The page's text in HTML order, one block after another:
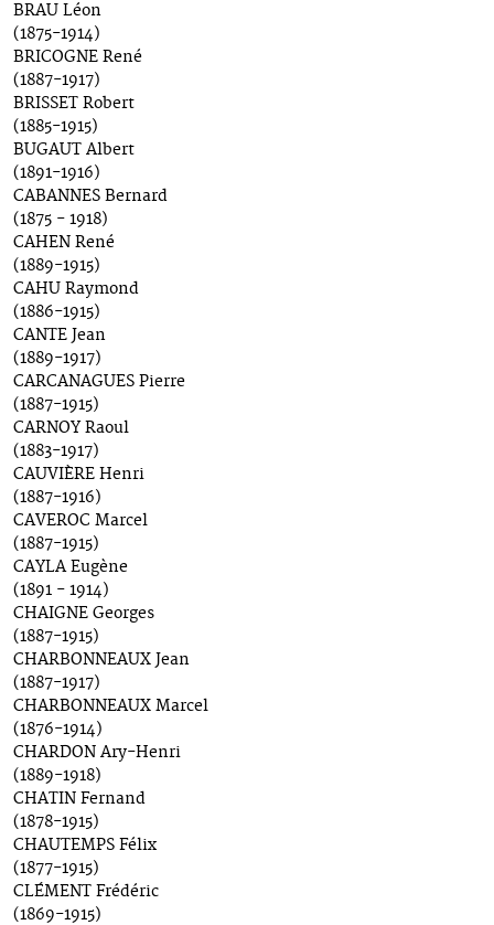
BRAU Léon
(1875-1914)
BRICOGNE René
(1887-1917)
BRISSET Robert
(1885-1915)
BUGAUT Albert
(1891-1916)
CABANNES Bernard
(1875 - 1918)
CAHEN René
(1889-1915)
CAHU Raymond
(1886-1915)
CANTE Jean
(1889-1917)
CARCANAGUES Pierre
(1887-1915)
CARNOY Raoul
(1883-1917)
CAUVIÈRE Henri
(1887-1916)
CAVEROC Marcel
(1887-1915)
CAYLA Eugène
(1891 - 1914)
CHAIGNE Georges
(1887-1915)
CHARBONNEAUX Jean
(1887-1917)
CHARBONNEAUX Marcel
(1876-1914)
CHARDON Ary-Henri
(1889-1918)
CHATIN Fernand
(1878-1915)
CHAUTEMPS Félix
(1877-1915)
CLÉMENT Frédéric
(1869-1915)